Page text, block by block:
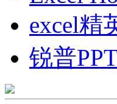
excel精
锐普